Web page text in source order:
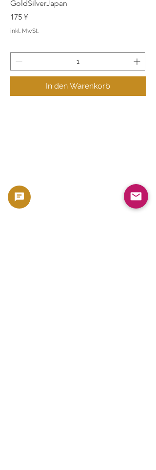
GoldSilverJapan
Preis
175 ¥
inkl. MwSt.
In den Warenkorb